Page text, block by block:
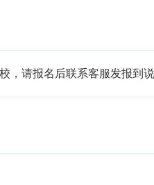
，请报名后联系客服发报到